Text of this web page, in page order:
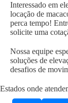
Interessado em
locação de
perca tempo!
solicite uma
Nossa equipe
soluções de
desafios de
Estados onde